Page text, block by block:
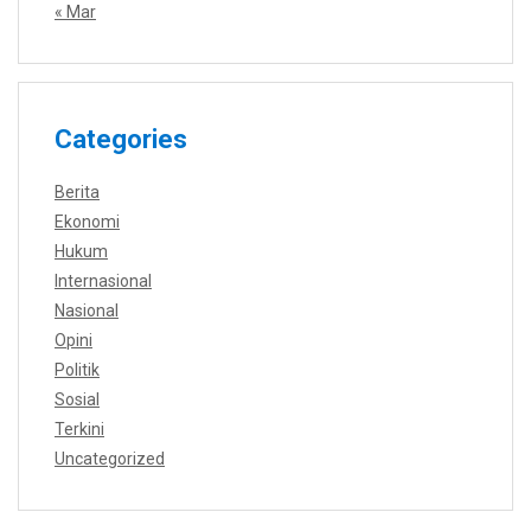
« Mar
Categories
Berita
Ekonomi
Hukum
Internasional
Nasional
Opini
Politik
Sosial
Terkini
Uncategorized